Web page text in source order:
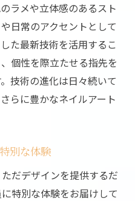
ラメや立体感のあるスト
日常のアクセントとして
た最新技術を活用するこ
個性を際立たせる指先を
技術の進化は日々続いて
らに豊かなネイルアート
別な体験
だデザインを提供するだ
特別な体験をお届けして